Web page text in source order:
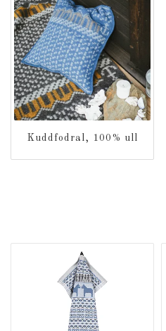
Kuddfodral, 100% ull